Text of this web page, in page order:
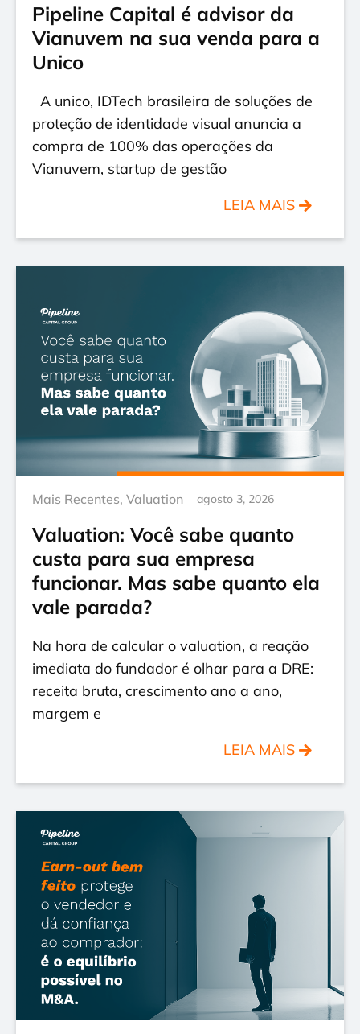
Pipeline Capital é advisor da
Vianuvem na sua venda para a
Unico
A unico, IDTech brasileira de soluções de
proteção de identidade visual anuncia a
compra de 100% das operações da
Vianuvem, startup de gestão
LEIA MAIS
Mais Recentes, Valuation agosto 3, 2026
Valuation: Você sabe quanto
custa para sua empresa
funcionar. Mas sabe quanto ela
vale parada?
Na hora de calcular o valuation, a reação
imediata do fundador é olhar para a DRE:
receita bruta, crescimento ano a ano,
margem e
LEIA MAIS